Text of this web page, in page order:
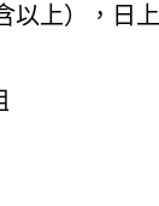
以上），日